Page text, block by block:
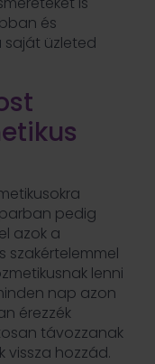
és
üzleted
pedig
azok a
szakértelemmel
lenni
nap azon
érezzék
távozzanak
vissza hozzád.